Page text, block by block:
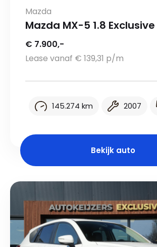
Mazda
Mazda MX-5 1.8 Exclusive
€ 7.900,-
Lease vanaf € 139,31 p/m
145.274 km 2007
Bekijk auto